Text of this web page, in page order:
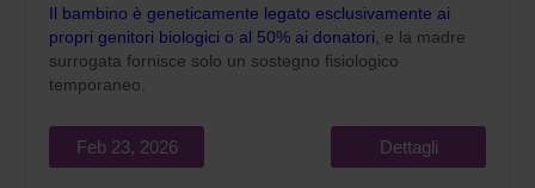
Il bambino è geneticamente legato esclusivamente ai
propri genitori biologici o al 50% ai donatori , e la madre
surrogata fornisce solo un sostegno fisiologico
temporaneo.
Feb 23, 2026 Dettagli